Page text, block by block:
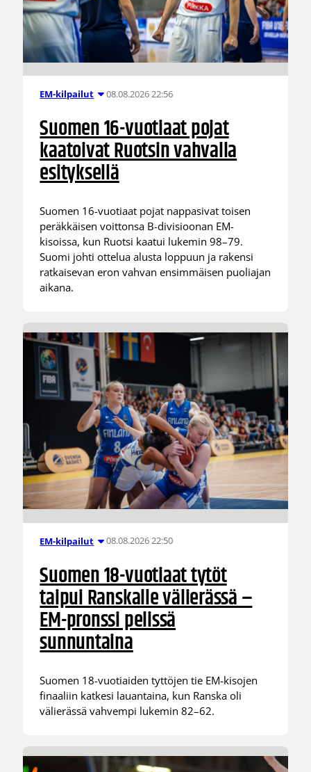
EM-kilpailut 08.08.2026 22:56
Suomen 16-vuotiaat pojat
kaatoivat Ruotsin vahvalla
esityksellä
Suomen 16-vuotiaat pojat nappasivat toisen
peräkkäisen voittonsa B-divisioonan EM-
kisoissa, kun Ruotsi kaatui lukemin 98–79.
Suomi johti ottelua alusta loppuun ja rakensi
ratkaisevan eron vahvan ensimmäisen puoliajan
aikana.
EM-kilpailut 08.08.2026 22:50
Suomen 18-vuotiaat tytöt
taipui Ranskalle välierässä –
EM-pronssi pelissä
sunnuntaina
Suomen 18-vuotiaiden tyttöjen tie EM-kisojen
finaaliin katkesi lauantaina, kun Ranska oli
välierässä vahvempi lukemin 82–62.